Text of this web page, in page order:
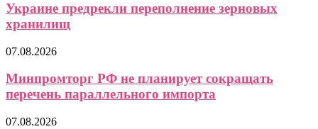
Украине предрекли переполнение зерновых
хранилищ
07.08.2026
Минпромторг РФ не планирует сокращать
перечень параллельного импорта
07.08.2026